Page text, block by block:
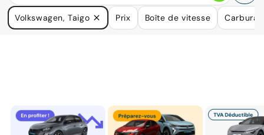
Nous avons de nombreuses voitures qui pourraient répondre
à vos besoins.
Volkswagen, Taigo Prix Boîte de vitesse